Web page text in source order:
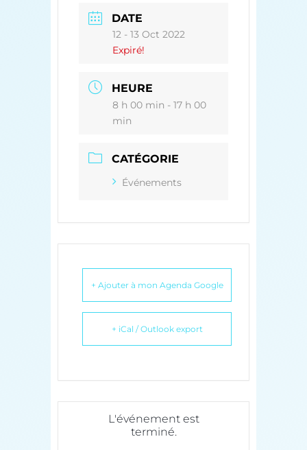
DATE
12 - 13 Oct 2022
Expiré!
HEURE
8 h 00 min - 17 h 00
min
CATÉGORIE
Événements
+ Ajouter à mon Agenda Google
+ iCal / Outlook export
L'événement est
terminé.